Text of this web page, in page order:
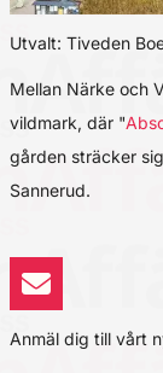
Utvalt: Tiveden
Mellan Närke och
vildmark, där "
gården sträcker
Sannerud.
Anmäl dig till vårt